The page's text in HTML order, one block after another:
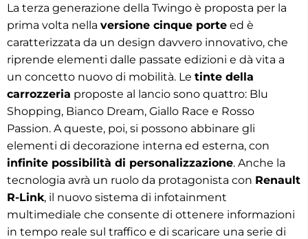
La terza generazione della Twingo è proposta per la
prima volta nella versione cinque porte ed è
caratterizzata da un design davvero innovativo, che
riprende elementi dalle passate edizioni e dà vita a
un concetto nuovo di mobilità. Le tinte della
carrozzeria proposte al lancio sono quattro: Blu
Shopping, Bianco Dream, Giallo Race e Rosso
Passion. A queste, poi, si possono abbinare gli
elementi di decorazione interna ed esterna, con
infinite possibilità di personalizzazione. Anche la
tecnologia avrà un ruolo da protagonista con Renault
R-Link, il nuovo sistema di infotainment
multimediale che consente di ottenere informazioni
in tempo reale sul traffico e di scaricare una serie di